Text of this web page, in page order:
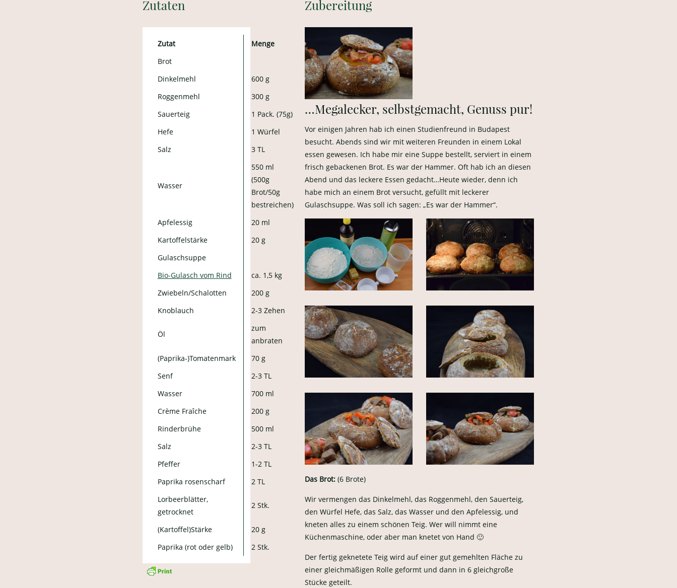
Zutaten
Zutat
Menge
Brot
Dinkelmehl
600 g
Roggenmehl
300 g
Sauerteig
1 Pack. (75g)
Hefe
1 Würfel
Salz
3 TL
Wasser
550 ml
(500g
Brot/50g
bestreichen)
Apfelessig
20 ml
Kartoffelstärke
20 g
Gulaschsuppe
Bio-Gulasch vom Rind
ca. 1,5 kg
Zwiebeln/Schalotten
200 g
Knoblauch
2-3 Zehen
Öl
zum
anbraten
(Paprika-)Tomatenmark
70 g
Senf
2-3 TL
Wasser
700 ml
Crème Fraîche
200 g
Rinderbrühe
500 ml
Salz
2-3 TL
Pfeffer
1-2 TL
Paprika rosenscharf
2 TL
Lorbeerblätter,
getrocknet
2 Stk.
(Kartoffel)Stärke
20 g
Paprika (rot oder gelb)
2 Stk.
Zubereitung
…Megalecker, selbstgemacht, Genuss pur!
Vor einigen Jahren hab ich einen Studienfreund in Budapest
besucht. Abends sind wir mit weiteren Freunden in einem Lokal
essen gewesen. Ich habe mir eine Suppe bestellt, serviert in einem
frisch gebackenen Brot. Es war der Hammer. Oft hab ich an diesen
Abend und das leckere Essen gedacht…Heute wieder, denn ich
habe mich an einem Brot versucht, gefüllt mit leckerer
Gulaschsuppe. Was soll ich sagen: „Es war der Hammer“.
Das Brot:(6 Brote)
Wir vermengen das Dinkelmehl, das Roggenmehl, den Sauerteig,
den Würfel Hefe, das Salz, das Wasser und den Apfelessig, und
kneten alles zu einem schönen Teig. Wer will nimmt eine
Küchenmaschine, oder aber man knetet von Hand 🙂
Der fertig geknetete Teig wird auf einer gut gemehlten Fläche zu
einer gleichmäßigen Rolle geformt und dann in 6 gleichgroße
Stücke geteilt.